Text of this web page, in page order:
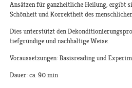
Ansätzen für ganzheitliche Heilung, ergibt
Schönheit und Korrektheit des
Dies unterstützt den
tiefgründige und nachhaltige Weise.
Voraussetzungen:Basisreading und
Dauer: ca. 90 min